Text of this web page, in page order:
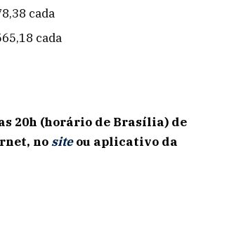
cada
cada
20h (horário de Brasília) de
nositeou aplicativo da